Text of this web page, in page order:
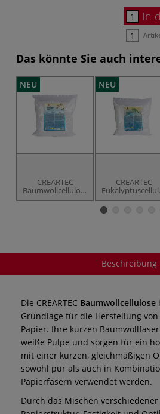
In
Das könnte Sie auch
NEU
CREARTEC
Baumwollcellulose
superfein, 500 g
NEU
CREARTEC
lang, 500 g
Beschreibung
Die CREARTEC Baumwollcellulose
Grundlage für die Herstellung
Papier. Ihre kurzen
weiße Pulpe und sorgen für ein
mit einer kurzen, gleichmäßigen
sowohl pur als auch in
Papierfasern verwendet werden.
Durch das Mischen